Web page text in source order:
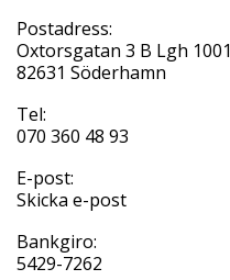
Postadress:
Oxtorsgatan 3 B Lgh 1001
82631 Söderhamn
Tel:
070 360 48 93
E-post:
Skicka e-post
Bankgiro:
5429-7262